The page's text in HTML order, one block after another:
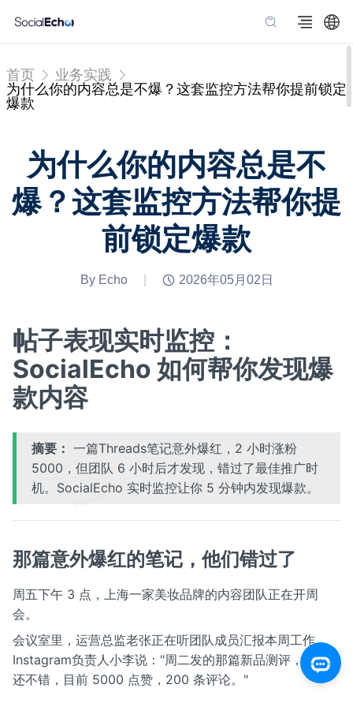
首页
业务实践
为什么你的内容总是不爆？这套监控方法帮你提前锁定
爆款
为什么你的内容总是不
爆？这套监控方法帮你提
前锁定爆款
By Echo 2026年05月02日
帖子表现实时监控：
SocialEcho 如何帮你发现爆
款内容
摘要： 一篇Threads笔记意外爆红，2 小时涨粉
5000，但团队 6 小时后才发现，错过了最佳推广时
机。SocialEcho 实时监控让你 5 分钟内发现爆款。
那篇意外爆红的笔记，他们错过了
周五下午 3 点，上海一家美妆品牌的内容团队正在开周
会。
会议室里，运营总监老张正在听团队成员汇报本周工作。
Instagram负责人小李说："周二发的那篇新品测评，数据
还不错，目前 5000 点赞，200 条评论。"